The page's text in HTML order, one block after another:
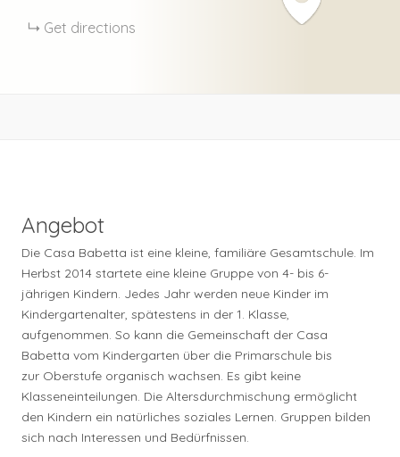
Get directions
Angebot
Die Casa Babetta ist eine kleine, familiäre Gesamtschule. Im
Herbst 2014 startete eine kleine Gruppe von 4- bis 6-
jährigen Kindern. Jedes Jahr werden neue Kinder im
Kindergartenalter, spätestens in der 1. Klasse,
aufgenommen. So kann die Gemeinschaft der Casa
Babetta vom Kindergarten über die Primarschule bis
zur Oberstufe organisch wachsen. Es gibt keine
Klasseneinteilungen. Die Altersdurchmischung ermöglicht
den Kindern ein natürliches soziales Lernen. Gruppen bilden
sich nach Interessen und Bedürfnissen.